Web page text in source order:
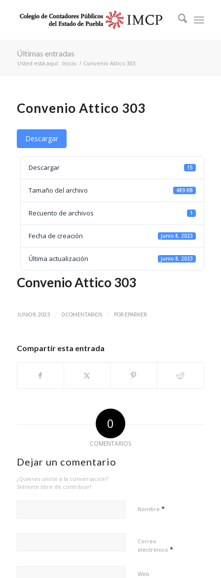
Últimas entradas
Usted está aquí: Inicio / Convenio Attico 303
Convenio Attico 303
Descargar
Descargar 15
Tamaño del archivo 489 KB
Recuento de archivos 1
Fecha de creación junio 8, 2023
Última actualización junio 8, 2023
Convenio Attico 303
JUNIO 8, 2023 / 0 COMENTARIOS / POR EPARKER
Compartir esta entrada
0
COMENTARIOS
Dejar un comentario
¿Quieres unirte a la conversación?
Siéntete libre de contribuir!
Nombre *
Correo
electrónico *
Web